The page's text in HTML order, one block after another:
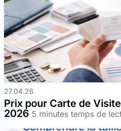
27.04.26
Prix pour Carte de
2026 5 minutes temps de